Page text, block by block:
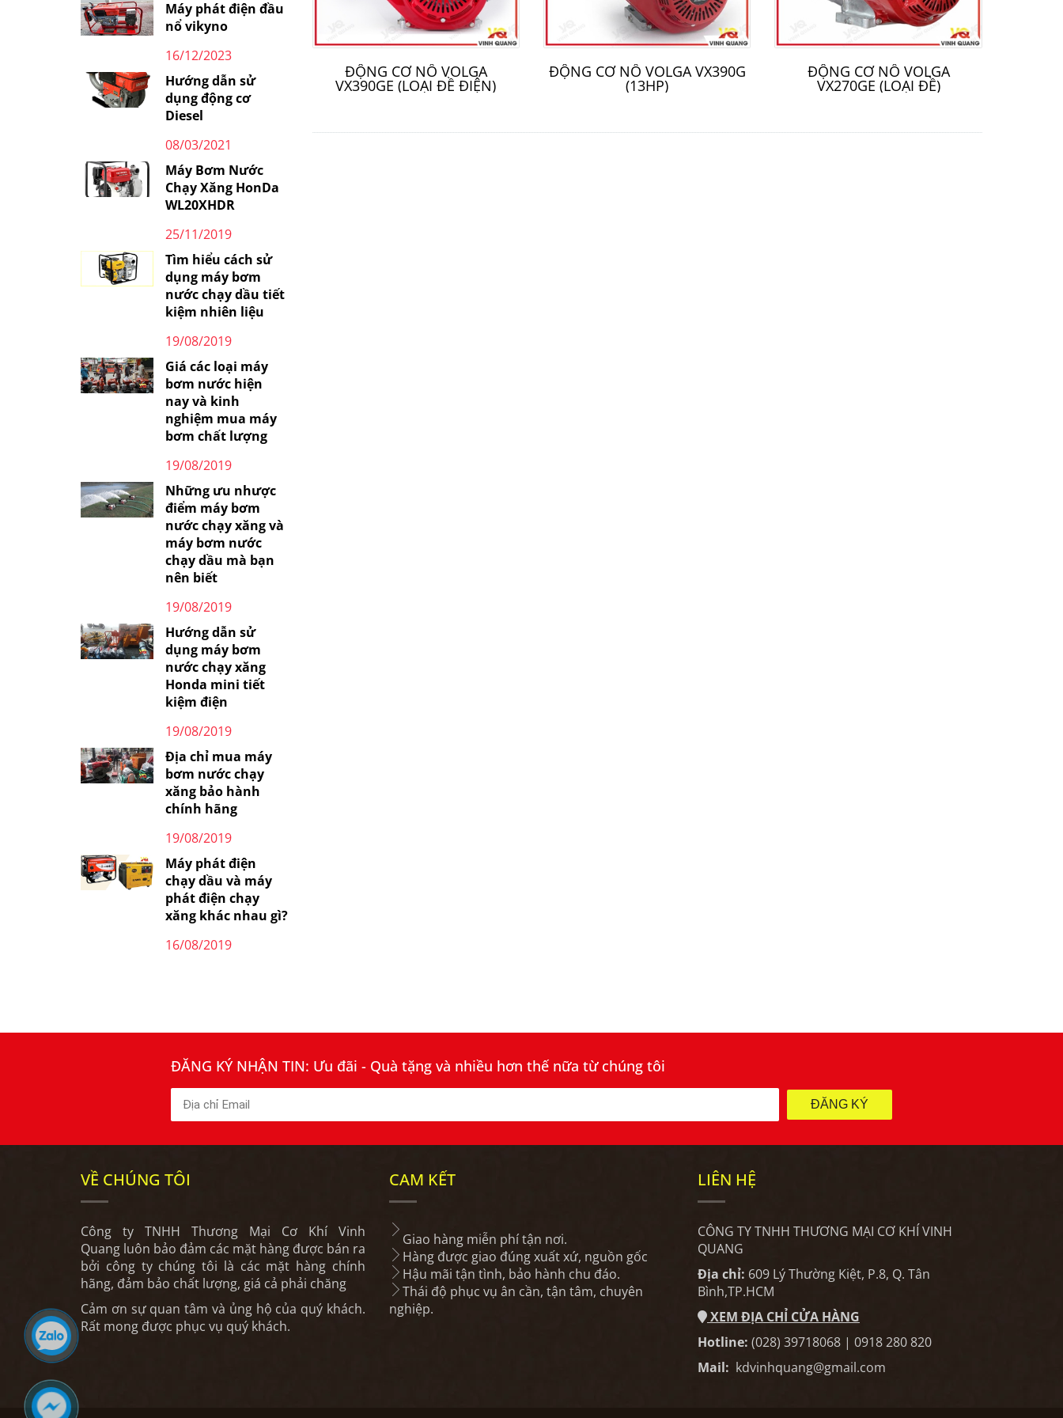
ĐỘNG CƠ NỔ VOLGA
VX390GE (LOẠI ĐỀ ĐIỆN)
ĐỘNG CƠ NỔ VOLGA VX390G
(13HP)
ĐỘNG CƠ NỔ VOLGA
VX270GE (LOẠI ĐỀ)
Máy phát điện đầu
nổ vikyno
16/12/2023
Hướng dẫn sử
dụng động cơ
Diesel
08/03/2021
Máy Bơm Nước
Chạy Xăng HonDa
WL20XHDR
25/11/2019
Tìm hiểu cách sử
dụng máy bơm
nước chạy dầu tiết
kiệm nhiên liệu
19/08/2019
Giá các loại máy
bơm nước hiện
nay và kinh
nghiệm mua máy
bơm chất lượng
19/08/2019
Những ưu nhược
điểm máy bơm
nước chạy xăng và
máy bơm nước
chạy dầu mà bạn
nên biết
19/08/2019
Hướng dẫn sử
dụng máy bơm
nước chạy xăng
Honda mini tiết
kiệm điện
19/08/2019
Địa chỉ mua máy
bơm nước chạy
xăng bảo hành
chính hãng
19/08/2019
Máy phát điện
chạy dầu và máy
phát điện chạy
xăng khác nhau gì?
16/08/2019
ĐĂNG KÝ NHẬN TIN: Ưu đãi - Quà tặng và nhiều hơn thế nữa từ chúng tôi
ĐĂNG KÝ
VỀ CHÚNG TÔI
Công ty TNHH Thương Mại Cơ Khí Vinh
Quang luôn bảo đảm các mặt hàng được bán ra
bởi công ty chúng tôi là các mặt hàng chính
hãng, đảm bảo chất lượng, giá cả phải chăng
Cảm ơn sự quan tâm và ủng hộ của quý khách.
Rất mong được phục vụ quý khách.
CAM KẾT
Giao hàng miễn phí tận nơi.
Hàng được giao đúng xuất xứ, nguồn gốc
Hậu mãi tận tình, bảo hành chu đáo.
Thái độ phục vụ ân cần, tận tâm, chuyên
nghiệp.
LIÊN HỆ
CÔNG TY TNHH THƯƠNG MẠI CƠ KHÍ VINH
QUANG
Địa chỉ: 609 Lý Thường Kiệt, P.8, Q. Tân
Bình,TP.HCM
XEM ĐỊA CHỈ CỬA HÀNG
Hotline: (028) 39718068 | 0918 280 820
Mail: kdvinhquang@gmail.com